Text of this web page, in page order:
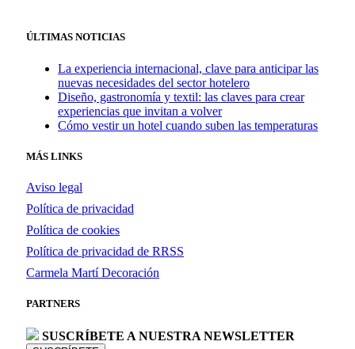
ÚLTIMAS NOTICIAS
La experiencia internacional, clave para anticipar las
nuevas necesidades del sector hotelero
Diseño, gastronomía y textil: las claves para crear
experiencias que invitan a volver
Cómo vestir un hotel cuando suben las temperaturas
MÁS LINKS
Aviso legal
Política de privacidad
Política de cookies
Política de privacidad de RRSS
Carmela Martí Decoración
PARTNERS
SUSCRÍBETE A NUESTRA NEWSLETTER